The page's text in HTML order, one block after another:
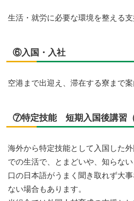
生活・就労に必要な環境を整える支
⑥入国・入社
空港まで出迎え、滞在する寮まで案
⑦特定技能 短期入国後講習（
海外から特定技能として入国した
での生活で、とまどいや、知らな
口の日本語がうまく聞き取れず大
ない場合もあります。